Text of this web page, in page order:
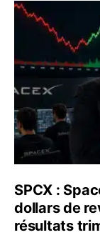
SPCX :
SPCX :
dollars de
résultats